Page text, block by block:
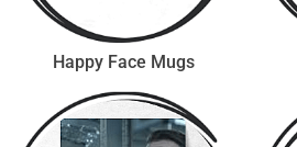
Happy Face Mugs